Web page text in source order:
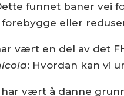
funnet baner vei
eller
vært en del av det
: Hvordan kan vi
vært å danne